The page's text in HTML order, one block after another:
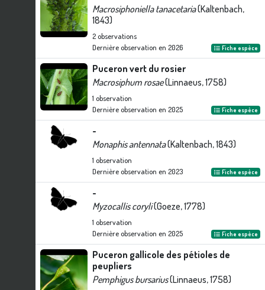
Macrosiphoniella tanacetaria(Kaltenbach,
1843)
2observations
Dernière observation en 2026 Fiche espèce
Puceron vert du rosier
Macrosiphum rosae(Linnaeus, 1758)
1 observation
Dernière observation en 2025 Fiche espèce
-
Monaphis antennata(Kaltenbach, 1843)
1 observation
Dernière observation en 2023 Fiche espèce
-
Myzocallis coryli(Goeze, 1778)
1 observation
Dernière observation en 2025 Fiche espèce
Puceron gallicole des pétioles de
peupliers
Pemphigus bursarius(Linnaeus, 1758)